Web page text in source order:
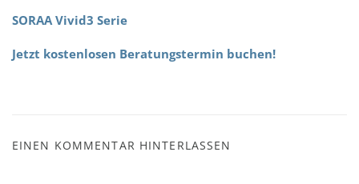
SORAA Vivid3 Serie
Jetzt kostenlosen Beratungstermin buchen!
EINEN KOMMENTAR HINTERLASSEN